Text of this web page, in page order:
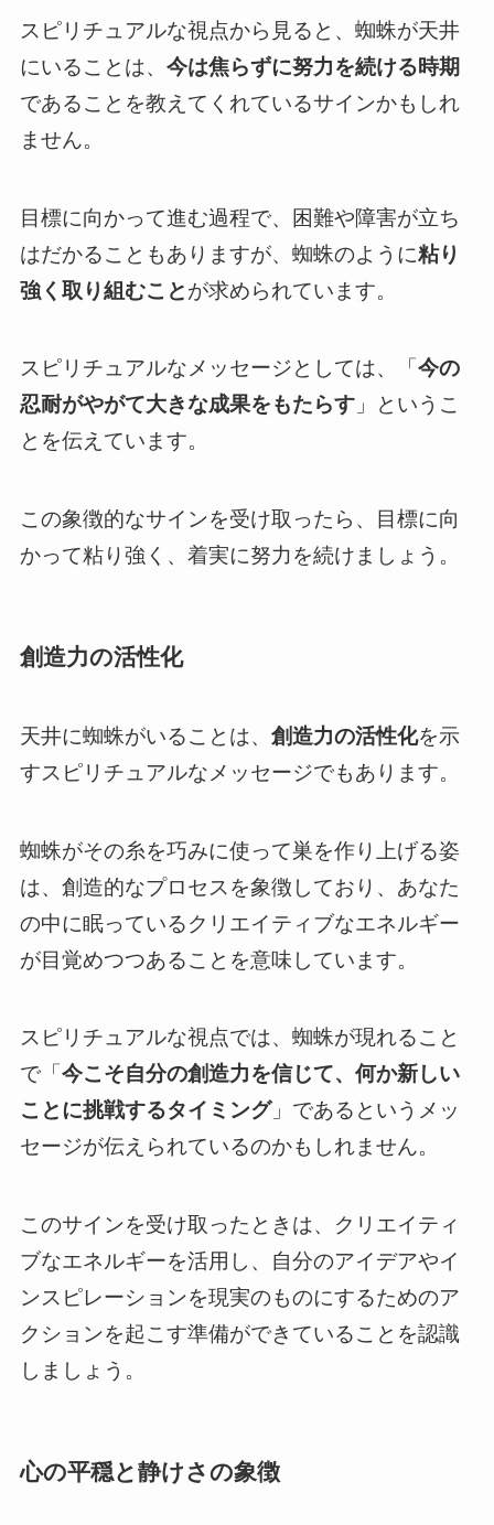
スピリチュアルな視点から見ると、蜘蛛が天井
にいることは、 今は焦らずに努力を続ける時期
であることを教えてくれているサインかもしれ
ません。
目標に向かって進む過程で、困難や障害が立ち
はだかることもありますが、蜘蛛のように粘り
強く取り組むことが求められています。
スピリチュアルなメッセージとしては、「 今の
忍耐がやがて大きな成果をもたらす」というこ
とを伝えています。
この象徴的なサインを受け取ったら、目標に向
かって粘り強く、着実に努力を続けましょう。
創造力の活性化
天井に蜘蛛がいることは、 創造力の活性化を示
すスピリチュアルなメッセージでもあります。
蜘蛛がその糸を巧みに使って巣を作り上げる姿
は、創造的なプロセスを象徴しており、あなた
の中に眠っているクリエイティブなエネルギー
が目覚めつつあることを意味しています。
スピリチュアルな視点では、蜘蛛が現れること
で「 今こそ自分の創造力を信じて、何か新しい
ことに挑戦するタイミング」であるというメッ
セージが伝えられているのかもしれません。
このサインを受け取ったときは、クリエイティ
ブなエネルギーを活用し、自分のアイデアやイ
ンスピレーションを現実のものにするためのア
クションを起こす準備ができていることを認識
しましょう。
心の平穏と静けさの象徴